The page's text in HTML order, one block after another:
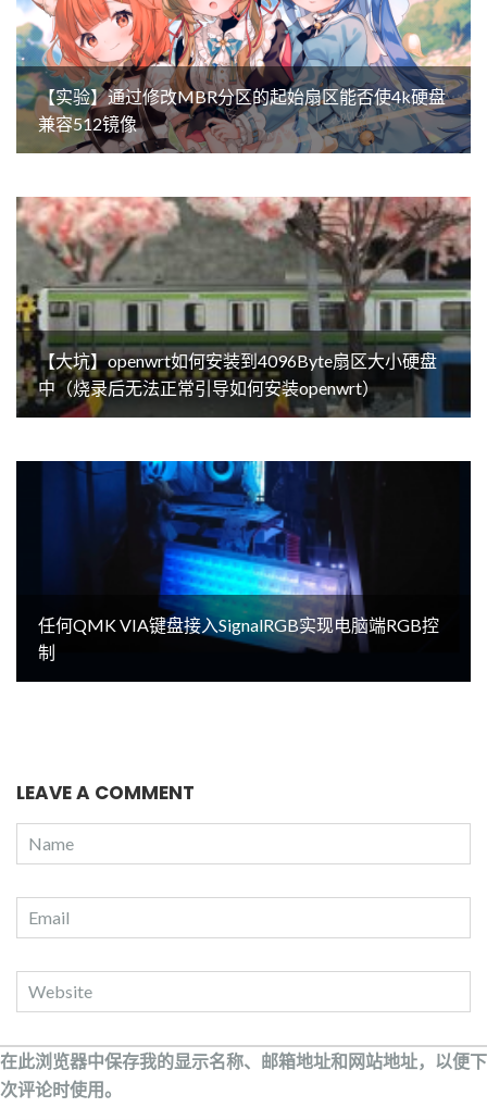
【实验】通过修改MBR分区的起始扇区能否使4k硬盘
兼容512镜像
【大坑】openwrt如何安装到4096Byte扇区大小硬盘
中（烧录后无法正常引导如何安装openwrt）
任何QMK VIA键盘接入SignalRGB实现电脑端RGB控
制
LEAVE A COMMENT
在此浏览器中保存我的显示名称、邮箱地址和网站地址，以便下
次评论时使用。